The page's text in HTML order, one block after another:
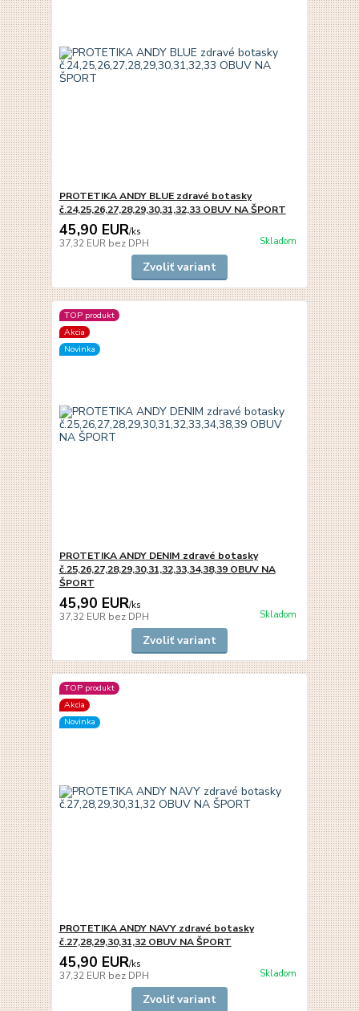
PROTETIKA ANDY BLUE zdravé botasky
č.24,25,26,27,28,29,30,31,32,33 OBUV NA ŠPORT
45,90 EUR/ks
37,32 EUR bez DPH Skladom
Zvoliť variant
TOP produkt
Akcia
Novinka
PROTETIKA ANDY DENIM zdravé botasky
č.25,26,27,28,29,30,31,32,33,34,38,39 OBUV NA
ŠPORT
45,90 EUR/ks
37,32 EUR bez DPH Skladom
Zvoliť variant
TOP produkt
Akcia
Novinka
PROTETIKA ANDY NAVY zdravé botasky
č.27,28,29,30,31,32 OBUV NA ŠPORT
45,90 EUR/ks
37,32 EUR bez DPH Skladom
Zvoliť variant